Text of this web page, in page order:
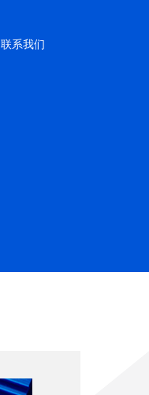
联系我们